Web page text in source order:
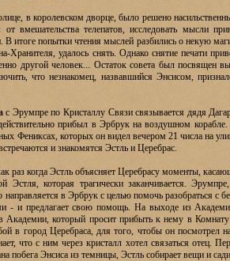
в королевском дворце, было решено
от вмешательства телепатов, исследовать мысли
В итоге попытки чтения мыслей разбились о некую
Хранителя, удалось снять. Однако снятие печати
другой человек... Остаток совета был посвящен
что незнакомец, назвавшийся Энсисом,
с Эрумпре по Кристаллу Связи связывается дядя
прибыл в Эрбрук на воздушном
Фениксах, которых он видел вечером 21 числа на
и знакомятся Эстль и Церебрас.
раз когда Эстль объясняет Церебрасу моменты,
Эстля, которая трагически заканчивается.
в Эрбрук с целью помочь разобраться с
- и предлагает свою помощь. На выходе из
который просит прибыть к нему в Комнату
в город Церебраса, для того, чтобы он посмотрел
что с ним через кристалл хотел связаться отец.
побега Энсиса из темницы, Эстль собирает вещи и